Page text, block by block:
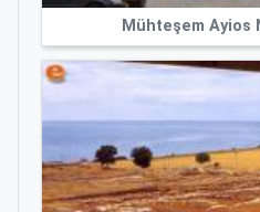
Mühteşem Ayios